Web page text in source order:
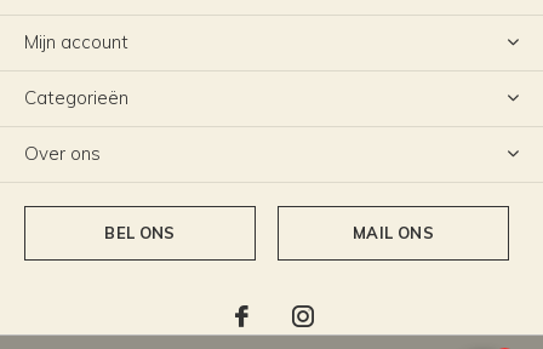
Mijn account
Categorieën
Over ons
BEL ONS MAIL ONS